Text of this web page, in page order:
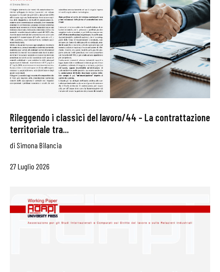
Rileggendo i classici del lavoro/44 – La contrattazione
territoriale tra...
di Simona Bilancia
27 Luglio 2026